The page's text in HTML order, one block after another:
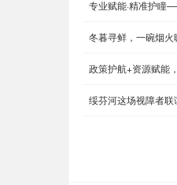
专业赋能·精准护瞳
冬暮寻鲜，一碗烟火
政策护航+资源赋能
绥芬河这场视障者联